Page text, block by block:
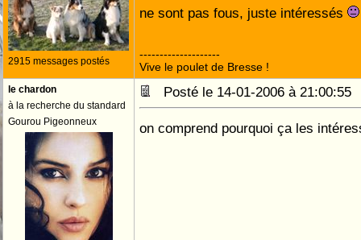
2915 messages postés
ne sont pas fous, juste intéressés
--------------------
Vive le poulet de Bresse !
le chardon
à la recherche du standard
Gourou Pigeonneux
Posté le 14-01-2006 à
on comprend pourquoi ça les